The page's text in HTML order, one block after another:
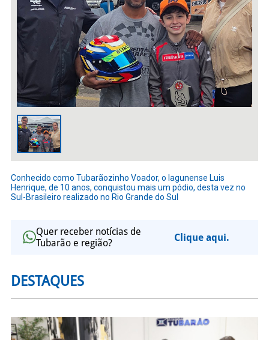
Conhecido como Tubarãozinho Voador, o lagunense Luis
Henrique, de 10 anos, conquistou mais um pódio, desta vez no
Sul-Brasileiro realizado no Rio Grande do Sul
Quer receber notícias de
Tubarão e região?
Clique aqui.
DESTAQUES